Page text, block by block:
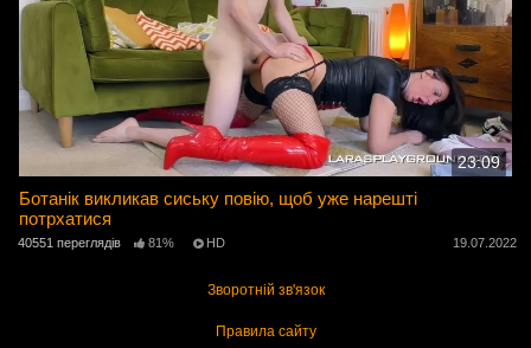
23:09
Ботанік викликав сиську повію, щоб уже нарешті
потрхатися
40551 переглядів 81% HD 19.07.2022
Зворотній зв'язок
Правила сайту